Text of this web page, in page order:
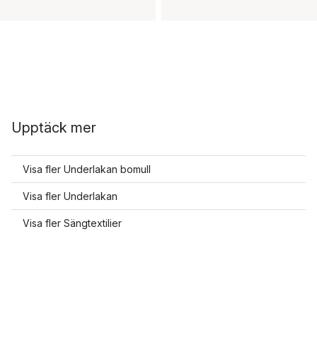
Upptäck mer
Visa fler Underlakan bomull
Visa fler Underlakan
Visa fler Sängtextilier